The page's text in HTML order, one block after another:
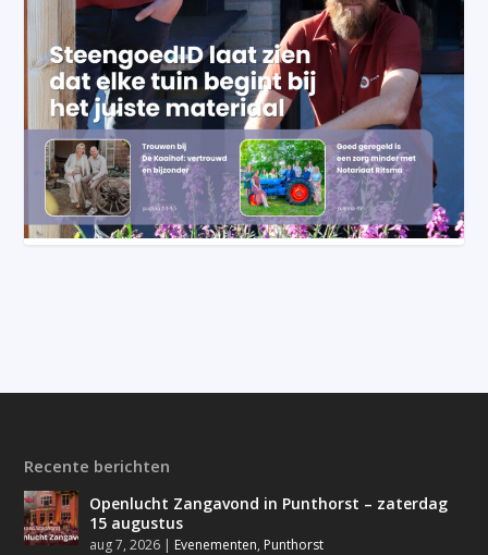
Recente berichten
Openlucht Zangavond in Punthorst – zaterdag
15 augustus
aug 7, 2026 | Evenementen, Punthorst